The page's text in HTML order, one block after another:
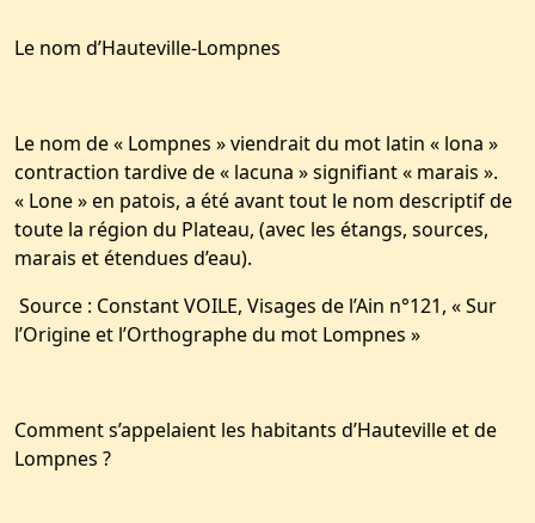
Le nom d’Hauteville-Lompnes
Le nom de « Lompnes » viendrait du mot latin « lona »
contraction tardive de « lacuna » signifiant « marais ».
« Lone » en patois, a été avant tout le nom descriptif de
toute la région du Plateau, (avec les étangs, sources,
marais et étendues d’eau).
Source : Constant VOILE, Visages de l’Ain n°121, « Sur
l’Origine et l’Orthographe du mot Lompnes »
Comment s’appelaient les habitants d’Hauteville et de
Lompnes ?